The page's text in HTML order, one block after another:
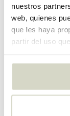
nuestros
web, quienes
que les haya
partir del uso
Sofá Magola